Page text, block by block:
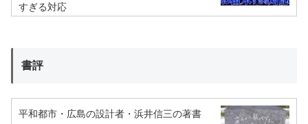
すぎる対応
書評
平和都市・広島の設計者・浜井信三の著書